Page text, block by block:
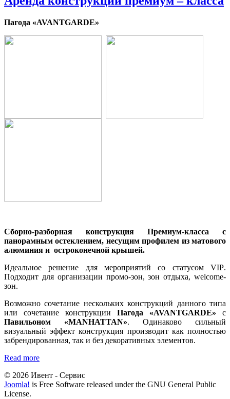
Пагода «AVANTGARDE»
Сборно-разборная конструкция Премиум-класса с
панорамным остеклением, несущим профилем из матового
алюминия и остроконечной крышей.
Идеальное решение для мероприятий со статусом VIP.
Подходит для организации промо-зон, зон отдыха, welcome-
зон.
Возможно сочетание нескольких конструкций данного типа
или сочетание конструкции Пагода «AVANTGARDE» с
Павильоном «MANHATTAN». Одинаково сильный
визуальный эффект конструкция производит как полностью
забрендированная, так и без декоративных элементов.
Read more
© 2026 Ивент - Сервис
Joomla! is Free Software released under the GNU General Public
License.